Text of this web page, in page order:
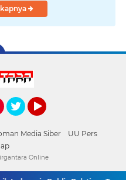
Media Siber
UU Pers
Online